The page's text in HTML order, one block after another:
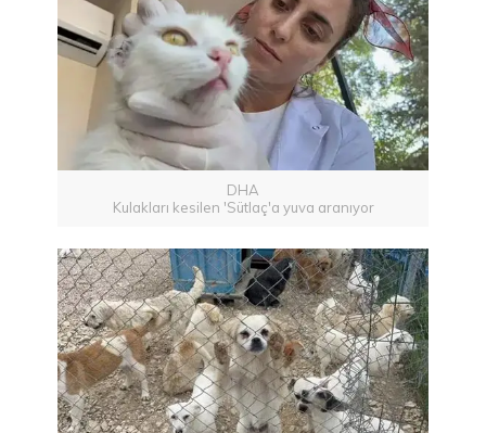
DHA
Kulakları kesilen 'Sütlaç'a yuva aranıyor